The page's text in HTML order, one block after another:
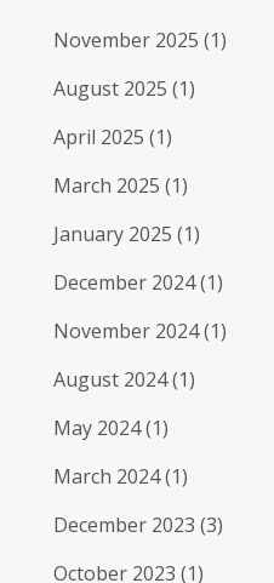
November 2025 (1)
August 2025 (1)
April 2025 (1)
March 2025 (1)
January 2025 (1)
December 2024(1)
November 2024(1)
August 2024(1)
May 2024(1)
March 2024(1)
December 2023 (3)
October 2023 (1)